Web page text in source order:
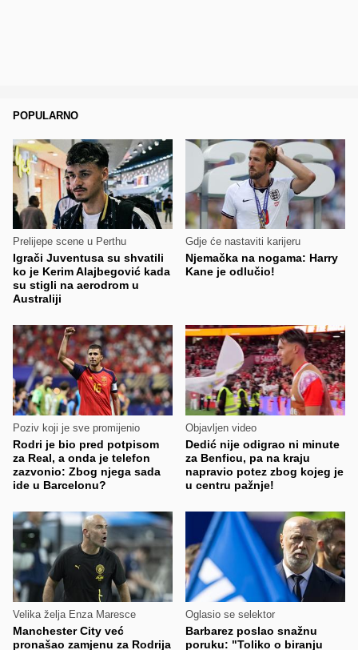
POPULARNO
Prelijepe scene u Perthu
Igrači Juventusa su shvatili
ko je Kerim Alajbegović kada
su stigli na aerodrom u
Australiji
Gdje će nastaviti karijeru
Njemačka na nogama: Harry
Kane je odlučio!
Poziv koji je sve promijenio
Rodri je bio pred potpisom
za Real, a onda je telefon
zazvonio: Zbog njega sada
ide u Barcelonu?
Objavljen video
Dedić nije odigrao ni minute
za Benficu, pa na kraju
napravio potez zbog kojeg je
u centru pažnje!
Velika želja Enza Maresce
Manchester City već
pronašao zamjenu za Rodrija
Oglasio se selektor
Barbarez poslao snažnu
poruku: "Toliko o biranju